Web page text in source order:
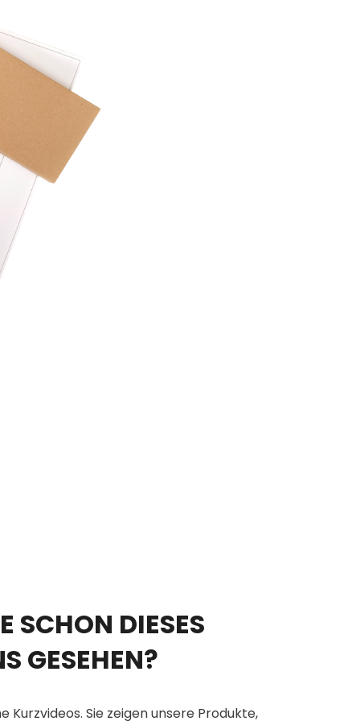
SCHON DIESES
GESEHEN?
Kurzvideos. Sie zeigen unsere Produkte,